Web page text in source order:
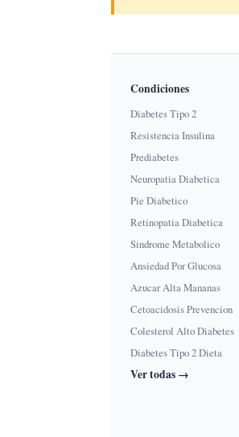
Condiciones
Diabetes Tipo 2
Resistencia Insulina
Prediabetes
Neuropatia Diabetica
Pie Diabetico
Retinopatia Diabetica
Sindrome Metabolico
Ansiedad Por Glucosa
Azucar Alta Mananas
Cetoacidosis Prevencion
Colesterol Alto Diabetes
Diabetes Tipo 2 Dieta
Ver todas →